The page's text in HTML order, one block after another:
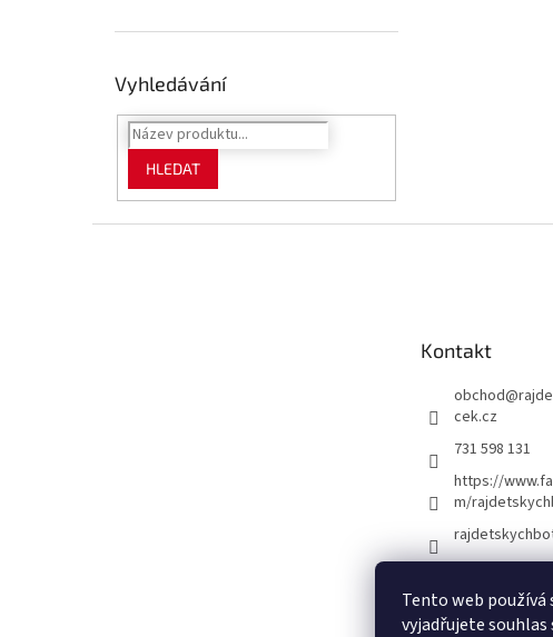
Tento web
vyjadřujete
Vyhledávání
HLEDAT
Kontakt
obchod@
cek.cz
731 598 131
https://
m/